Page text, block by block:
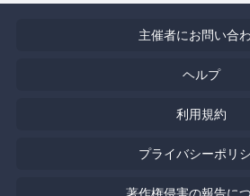
主催者にお問い合
ヘルプ
利用規約
プライバシーポリ